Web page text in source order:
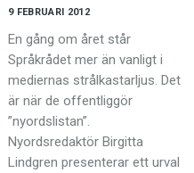
9 FEBRUARI 2012
En gång om året står
Språkrådet mer än vanligt i
mediernas strålkastarljus. Det
är när de offentlig­gör
”nyordslistan”.
Nyordsredaktör Birgitta
Lindgren presenterar ett urval